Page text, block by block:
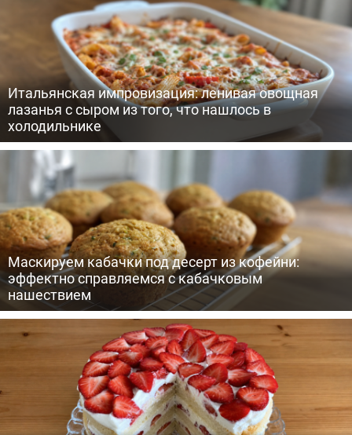
Итальянская импровизация: ленивая овощная
лазанья с сыром из того, что нашлось в
холодильнике
Маскируем кабачки под десерт из кофейни:
эффектно справляемся с кабачковым
нашествием